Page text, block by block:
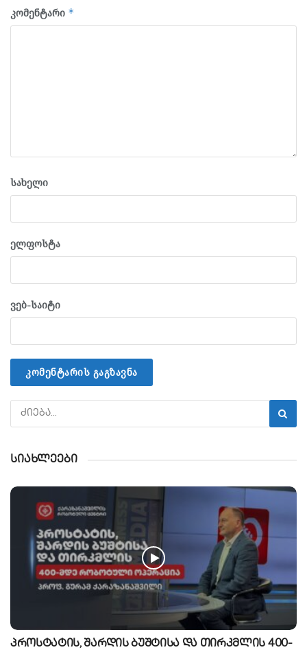
კომენტარი *
სახელი
ელფოსტა
ვებ-საიტი
სიახლეები
პროსტატის, შარდის ბუშტისა და თირკმლის 400-